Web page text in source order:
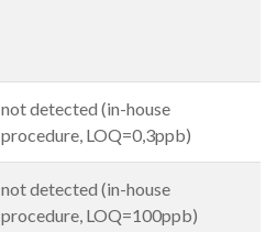
not detected (in-house
procedure, LOQ=0,3ppb)
not detected (in-house
procedure, LOQ=100ppb)